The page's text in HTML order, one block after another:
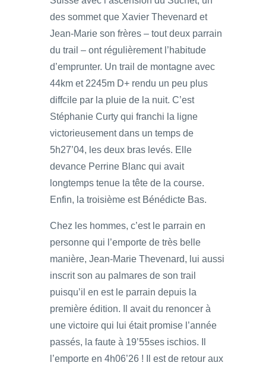
des sommet que Xavier Thevenard et
Jean-Marie son frères – tout deux parrain
du trail – ont régulièrement l’habitude
d’emprunter. Un trail de montagne avec
44km et 2245m D+ rendu un peu plus
diffcile par la pluie de la nuit. C’est
Stéphanie Curty qui franchi la ligne
victorieusement dans un temps de
5h27’04, les deux bras levés. Elle
devance Perrine Blanc qui avait
longtemps tenue la tête de la course.
Enfin, la troisième est Bénédicte Bas.
Chez les hommes, c’est le parrain en
personne qui l’emporte de très belle
manière, Jean-Marie Thevenard, lui aussi
inscrit son au palmares de son trail
puisqu’il en est le parrain depuis la
première édition. Il avait du renoncer à
une victoire qui lui était promise l’année
passés, la faute à 19’55ses ischios. Il
l’emporte en 4h06’26 ! Il est de retour aux